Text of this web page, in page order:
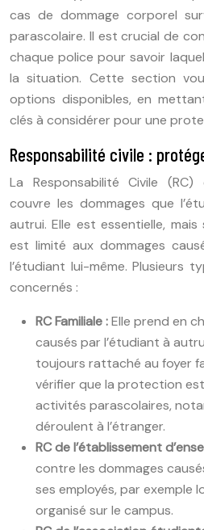
cas de dommage corporel
parascolaire. Il est crucial de
chaque police pour savoir
la situation. Cette section
options disponibles, en
clés à considérer pour une
Responsabilité civile :
La Responsabilité Civile
couvre les dommages que
autrui. Elle est essentielle,
est limité aux dommages
l’étudiant lui-même. Plusieurs
concernés :
RC Familiale :Elle prend en
causés par l’étudiant à
toujours rattaché au foyer
vérifier que la protection
activités parascolaires,
déroulent à l’étranger.
RC de l’établissement
contre les dommages
ses employés, par exemple
organisé sur le campus.